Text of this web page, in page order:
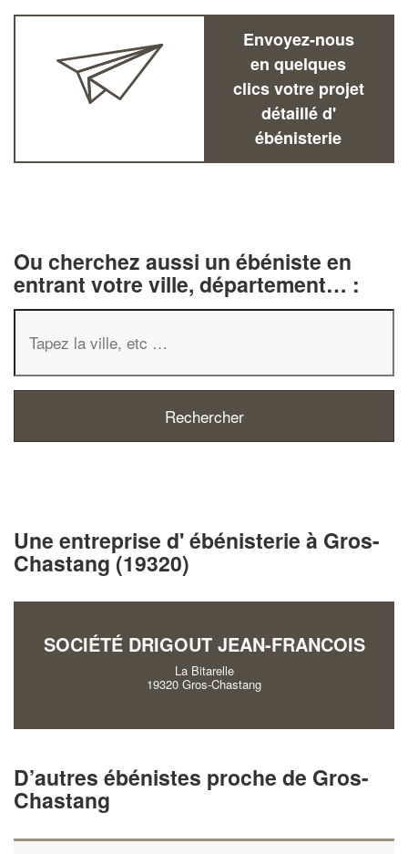
Envoyez-nous
en quelques
clics votre projet
détaillé d'
ébénisterie
Ou cherchez aussi un ébéniste en
entrant votre ville, département… :
Une entreprise d' ébénisterie à Gros-
Chastang (19320)
SOCIÉTÉ DRIGOUT JEAN-FRANCOIS
La Bitarelle
19320 Gros-Chastang
D’autres ébénistes proche de Gros-
Chastang
Augmentez votre
En savoir plus